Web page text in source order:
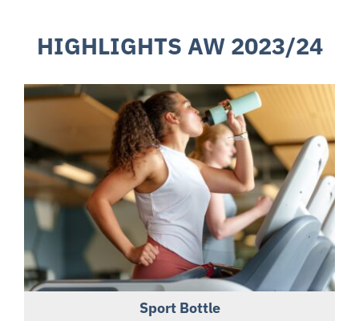
HIGHLIGHTS AW 2023/24
Sport Bottle